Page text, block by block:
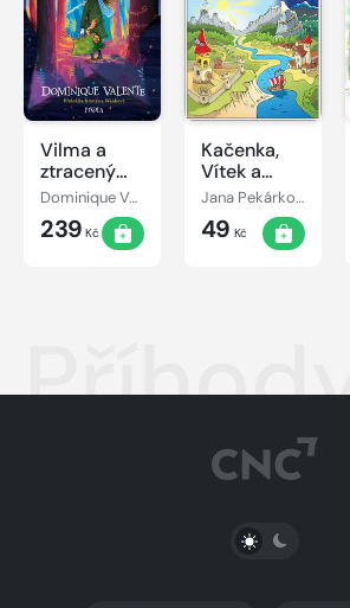
Vilma a
ztracený
den
Dominique Valente
239 Kč
Kačenka,
Vítek a
jejich
pohádkové
dobrodružství
Jana Pekárková
49 Kč
PŘEPNOUT